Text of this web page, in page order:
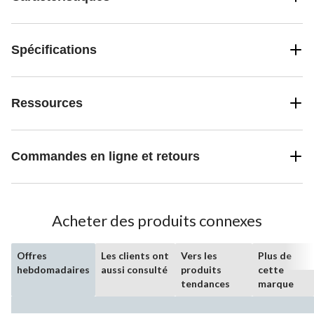
Spécifications
Ressources
Commandes en ligne et retours
Acheter des produits connexes
Offres
hebdomadaires
Les clients ont
aussi consulté
Vers les
produits
tendances
Plus de
cette
marque